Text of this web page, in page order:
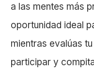
a las mentes más
oportunidad ideal
mientras evalúas
participar y